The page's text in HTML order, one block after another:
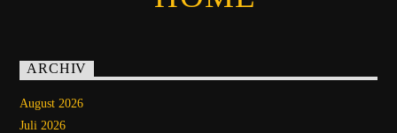
ARCHIV
August 2026
Juli 2026